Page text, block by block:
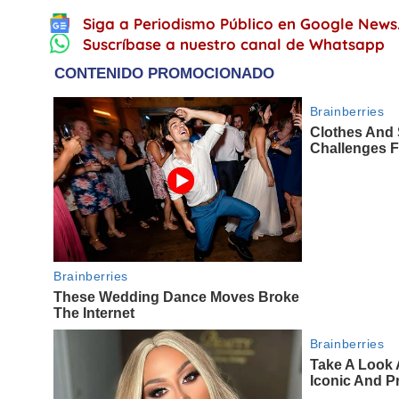
Siga a Periodismo Público en Google
Suscríbase a nuestro canal de Whatsapp